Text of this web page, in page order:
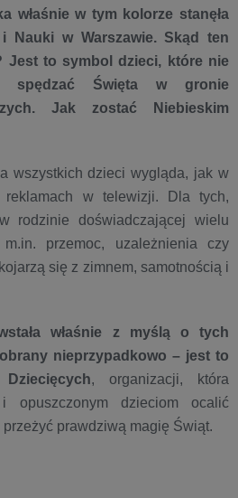
właśnie w tym kolorze stanęła
Nauki w Warszawie. Skąd ten
Jest to symbol dzieci, które nie
spędzać Święta w gronie
Jak zostać Niebieskim
wszystkich dzieci wygląda, jak w
w telewizji. Dla tych,
rodzinie doświadczającej wielu
przemoc, uzależnienia czy
się z zimnem, samotnością i
właśnie z myślą o tych
nieprzypadkowo – jest to
, organizacji, która
opuszczonym dzieciom ocalić
prawdziwą magię Świąt.